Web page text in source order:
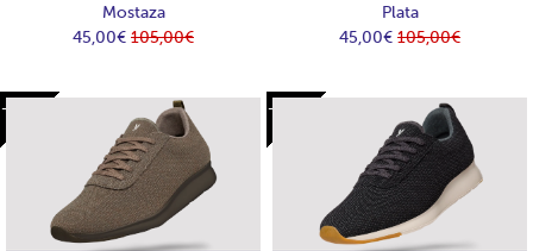
Mostaza
45,00€ 105,00€
Plata
45,00€ 105,00€
-60€
-60€ -60€
-60€